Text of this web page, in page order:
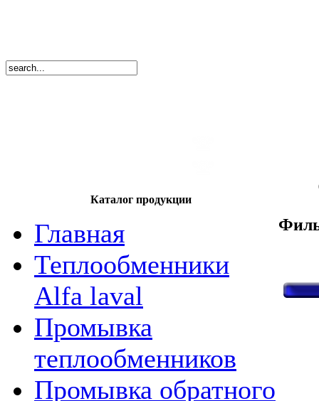
Каталог продукции
Главная
Теплообменники
Alfa laval
Промывка
теплообменников
Промывка обратного